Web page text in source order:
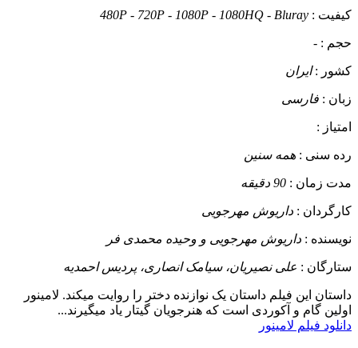
کیفیت : 480P - 720P - 1080P - 1080HQ - Bluray
حجم : -
کشور :ایران
زبان : فارسی
امتیاز :
رده سنی : همه سنین
مدت زمان : 90 دقیقه
کارگردان : داریوش مهرجویی
نویسنده : داریوش مهرجویی و وحیده محمدی فر
ستارگان : علی نصیریان، سیامک انصاری، پردیس احمدیه
داستان این فیلم داستان یک نوازنده دختر را روایت میکند. لامینور
اولین گام و آکوردی است که هنرجویان گیتار یاد میگیرند...
دانلود فیلم لامینور